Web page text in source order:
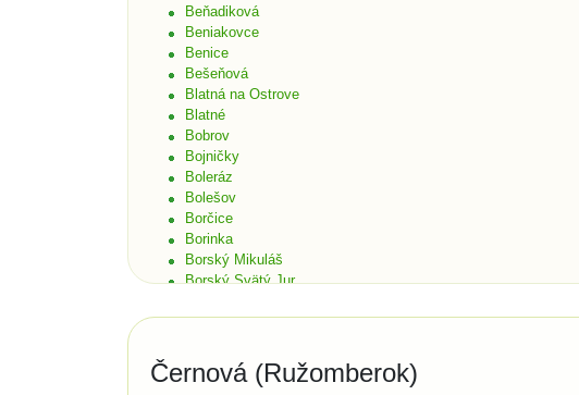
Beňadiková
Beniakovce
Benice
Bešeňová
Blatná na Ostrove
Blatné
Bobrov
Bojničky
Boleráz
Bolešov
Borčice
Borinka
Borský Mikuláš
Borský Svätý Jur
Bratislava
Bratislava - Devín
Bratislava - Dúbravka
Černová (Ružomberok)